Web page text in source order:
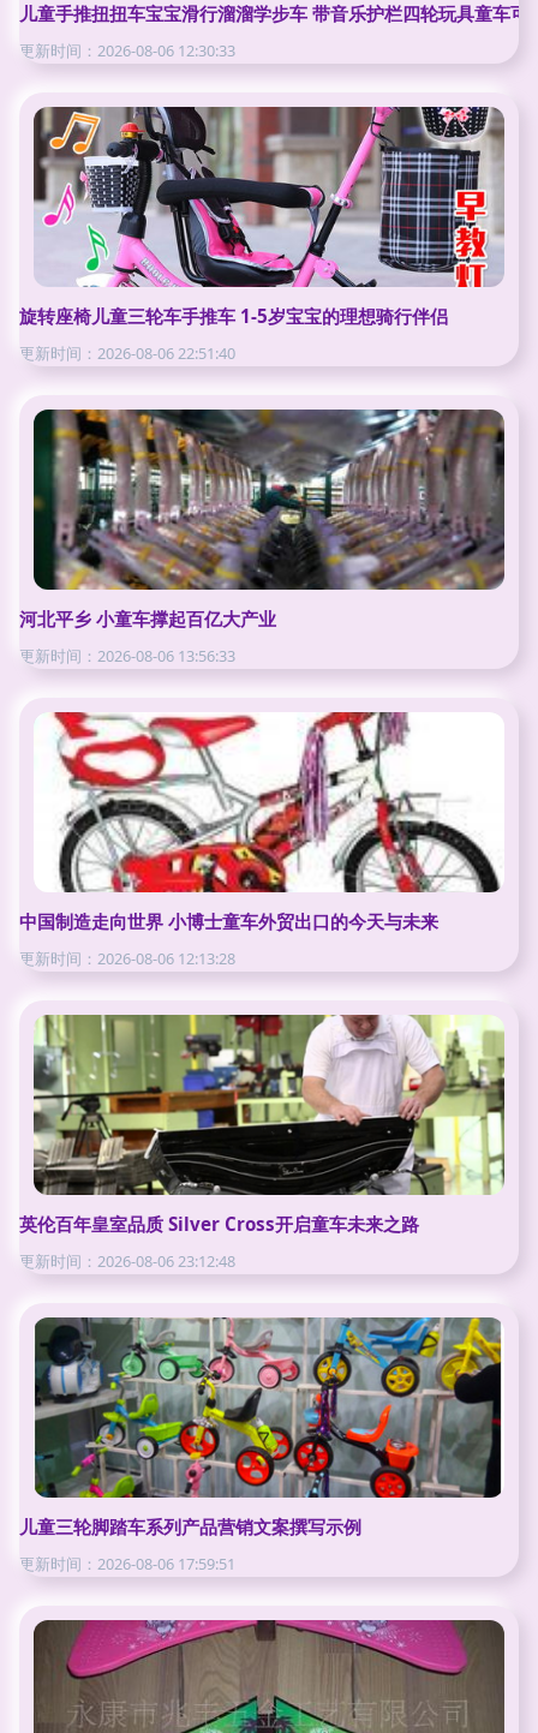
儿童手推扭扭车宝宝滑行溜溜学步车 带音乐护栏四轮玩具童车可
更新时间：2026-08-06 12:30:33
旋转座椅儿童三轮车手推车 1-5岁宝宝的理想骑行伴侣
更新时间：2026-08-06 22:51:40
河北平乡 小童车撑起百亿大产业
更新时间：2026-08-06 13:56:33
中国制造走向世界 小博士童车外贸出口的今天与未来
更新时间：2026-08-06 12:13:28
英伦百年皇室品质 Silver Cross开启童车未来之路
更新时间：2026-08-06 23:12:48
儿童三轮脚踏车系列产品营销文案撰写示例
更新时间：2026-08-06 17:59:51